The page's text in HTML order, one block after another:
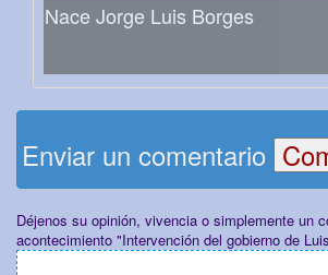
Nace Jorge Luis Borges
Enviar un comentario
Déjenos su opinión, vivencia o simplemente un
acontecimiento "Intervención del gobierno de